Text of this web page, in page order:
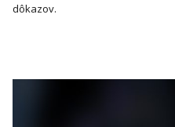
dôkazov.